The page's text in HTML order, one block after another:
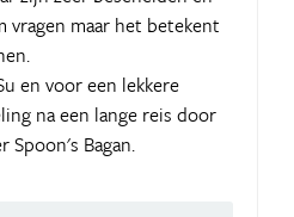
maar het betekent
en voor een lekkere
na een lange reis door
Spoon's Bagan.